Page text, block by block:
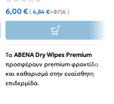
6,00€ ( 4,84 €+ΦΠΑ )
Τα ABENA Dry Wipes Premium
προσφέρουν premium φροντίδα
και καθαρισμό στην ευαίσθητη
επιδερμίδα.